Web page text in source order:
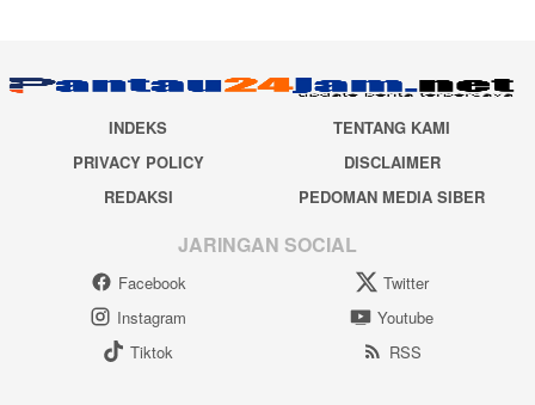
INDEKS
TENTANG KAMI
PRIVACY POLICY
DISCLAIMER
REDAKSI
PEDOMAN MEDIA SIBER
JARINGAN SOCIAL
Facebook
Twitter
Instagram
Youtube
Tiktok
RSS